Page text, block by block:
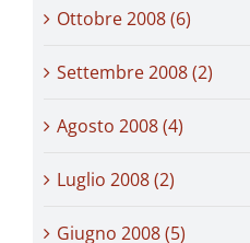
Ottobre 2008 (6)
Settembre 2008 (2)
Agosto 2008 (4)
Luglio 2008 (2)
Giugno 2008 (5)